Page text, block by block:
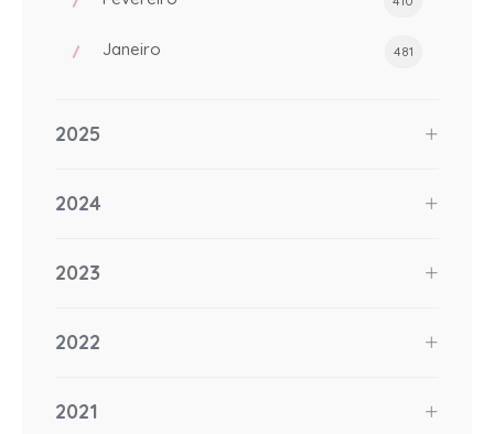
Janeiro 481
2025
2024
2023
2022
2021